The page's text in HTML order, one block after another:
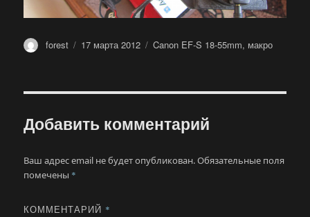
Автор
forest Опубликовано
17 марта 2012 Метки
Canon EF-S 18-55mm, макро
Добавить комментарий
Ваш адрес email не будет опубликован.Обязательные поля
помечены *
КОММЕНТАРИЙ *